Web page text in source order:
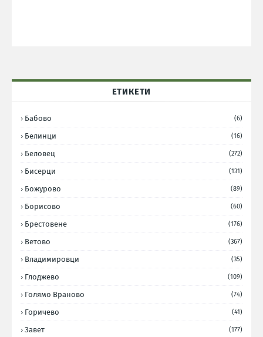
ЕТИКЕТИ
Бабово (6)
Белинци (16)
Беловец (272)
Бисерци (131)
Божурово (89)
Борисово (60)
Брестовене (176)
Ветово (367)
Владимировци (35)
Глоджево (109)
Голямо Враново (74)
Горичево (41)
Завет (177)